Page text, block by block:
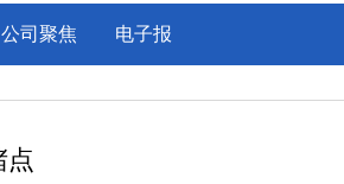
公司聚焦 电子报